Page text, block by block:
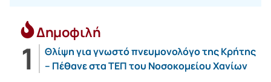
Δημοφιλή
Θλίψη για γνωστό πνευμονολόγο της Κρήτης
– Πέθανε στα ΤΕΠ του Νοσοκομείου Χανίων